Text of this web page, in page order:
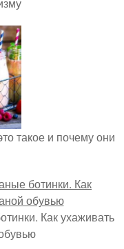
такое и почему они
Как ухаживать